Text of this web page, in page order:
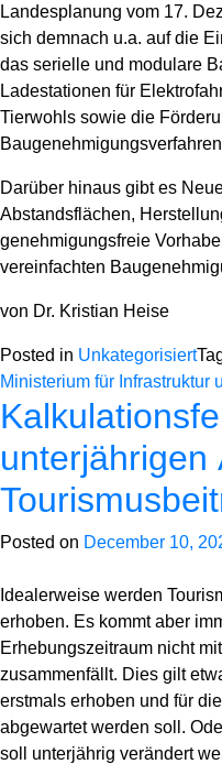
Landesplanung vom 17.
sich demnach u.a. auf die
das serielle und modulare
Ladestationen für
Tierwohls sowie die
Darüber hinaus gibt es
Abstandsflächen,
genehmigungsfreie
vereinfachten
von Dr. Kristian Heise
Posted in Unkategorisiert
Ministerium für Infrastruktur
unterjährigen
Posted on December 10,
Idealerweise werden
erhoben. Es kommt aber
Erhebungszeitraum nicht
zusammenfällt. Dies gilt
erstmals erhoben und für
abgewartet werden soll.
soll unterjährig verändert